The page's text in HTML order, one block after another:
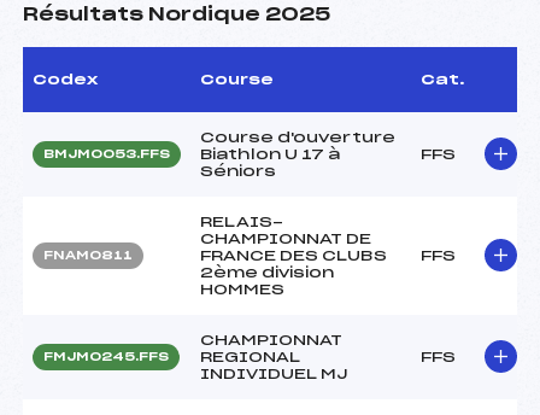
Résultats Nordique 2025
Codex Course Cat.
BMJM0053.FFS
Course d'ouverture
Biathlon U 17 à
Séniors
FFS
FNAM0811
RELAIS-
CHAMPIONNAT DE
FRANCE DES CLUBS
2ème division
HOMMES
FFS
FMJM0245.FFS
CHAMPIONNAT
REGIONAL
INDIVIDUEL MJ
FFS